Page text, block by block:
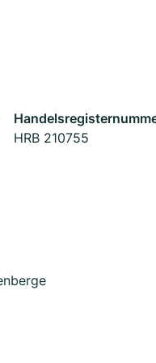
HRB 210755